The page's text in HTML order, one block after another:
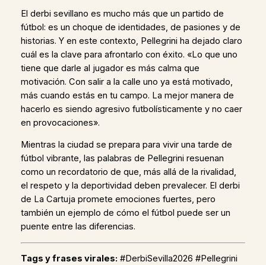
El derbi sevillano es mucho más que un partido de
fútbol: es un choque de identidades, de pasiones y de
historias. Y en este contexto, Pellegrini ha dejado claro
cuál es la clave para afrontarlo con éxito. «Lo que uno
tiene que darle al jugador es más calma que
motivación. Con salir a la calle uno ya está motivado,
más cuando estás en tu campo. La mejor manera de
hacerlo es siendo agresivo futbolísticamente y no caer
en provocaciones».
Mientras la ciudad se prepara para vivir una tarde de
fútbol vibrante, las palabras de Pellegrini resuenan
como un recordatorio de que, más allá de la rivalidad,
el respeto y la deportividad deben prevalecer. El derbi
de La Cartuja promete emociones fuertes, pero
también un ejemplo de cómo el fútbol puede ser un
puente entre las diferencias.
Tags y frases virales: #DerbiSevilla2026 #Pellegrini